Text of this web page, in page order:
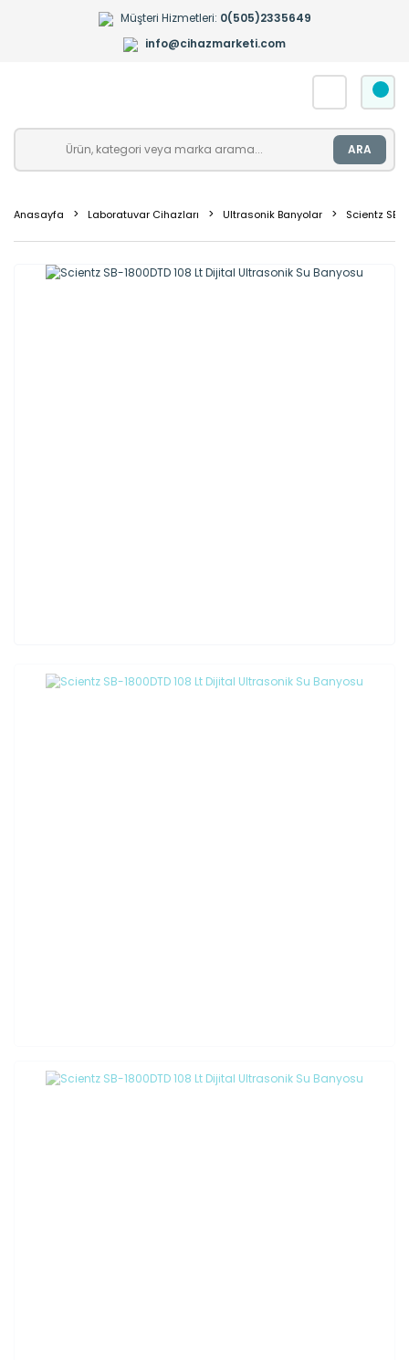
Müşteri Hizmetleri: 0(505)2335649
info@cihazmarketi.com
ARA
Anasayfa Laboratuvar Cihazları Ultrasonik Banyolar Scientz SB-